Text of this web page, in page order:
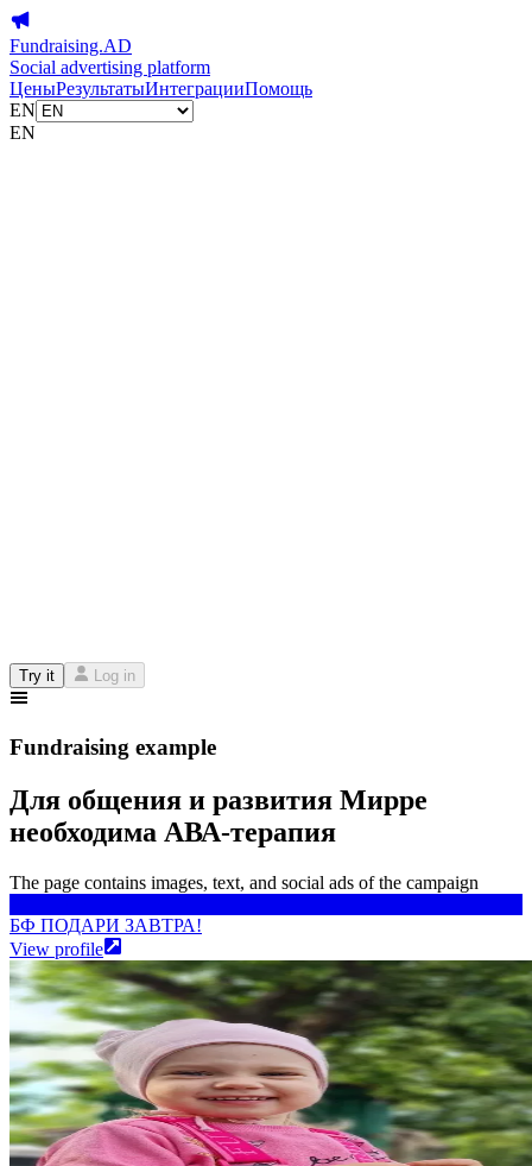
Fundraising.AD
Social advertising platform
ЦеныРезультатыИнтеграцииПомощь
EN
EN
Try it Log in
Fundraising example
Для общения и развития Мирре
необходима АВА-терапия
The page contains images, text, and social ads of the campaign
БФ ПОДАРИ ЗАВТРА!
View profile